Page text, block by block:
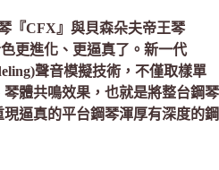
『CFX』與貝森朵夫帝王琴
更進化、更逼真了。新一代
聲音模擬技術，不僅取樣單
體共鳴效果，也就是將整台鋼琴
逼真的平台鋼琴渾厚有深度的鋼